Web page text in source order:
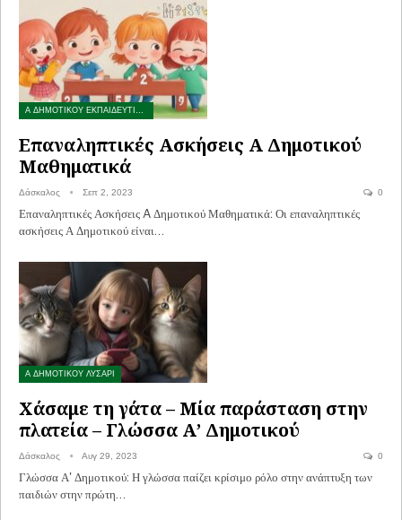
Α ΔΗΜΟΤΙΚΟΥ ΕΚΠΑΙΔΕΥΤΙΚΟ ΥΛΙΚΟ
Επαναληπτικές Ασκήσεις A Δημοτικού
Μαθηματικά
Δάσκαλος Σεπ 2, 2023 0
Επαναληπτικές Ασκήσεις A Δημοτικού Μαθηματικά: Οι επαναληπτικές
ασκήσεις Α Δημοτικού είναι…
Α ΔΗΜΟΤΙΚΟΥ ΛΥΣΑΡΙ
Χάσαμε τη γάτα – Μία παράσταση στην
πλατεία – Γλώσσα Α’ Δημοτικού
Δάσκαλος Αυγ 29, 2023 0
Γλώσσα Α' Δημοτικού: Η γλώσσα παίζει κρίσιμο ρόλο στην ανάπτυξη των
παιδιών στην πρώτη…